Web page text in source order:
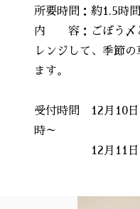
所要時間：約1.5時間
内 容：ごぼう〆
レンジして、季節
ます。
受付時間 12月10日
時～
12月11日（日